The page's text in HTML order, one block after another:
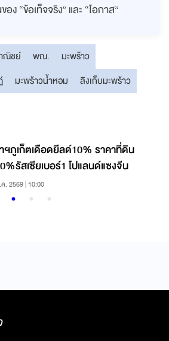
“ข้อเท็จจริง” และ “โอกาส”
ณิชย์ พณ.
มะพร้าว
มะพร้าวน้ำหอม
ลิงเก็บมะพร้าว
ฯภูเก็ตเดือดยีลด์10% ราคาที่ดิน
รัสเซียเบอร์1 โปแลนด์แซงจีน
. 2569 | 10:00